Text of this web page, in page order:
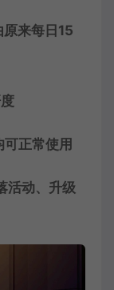
来每日15
正常使用
活动、升级